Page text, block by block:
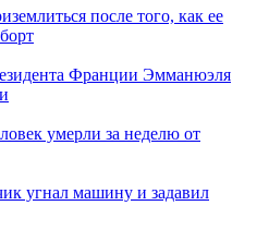
после того, как ее
Франции Эмманюэля
умерли за неделю от
угнал машину и задавил